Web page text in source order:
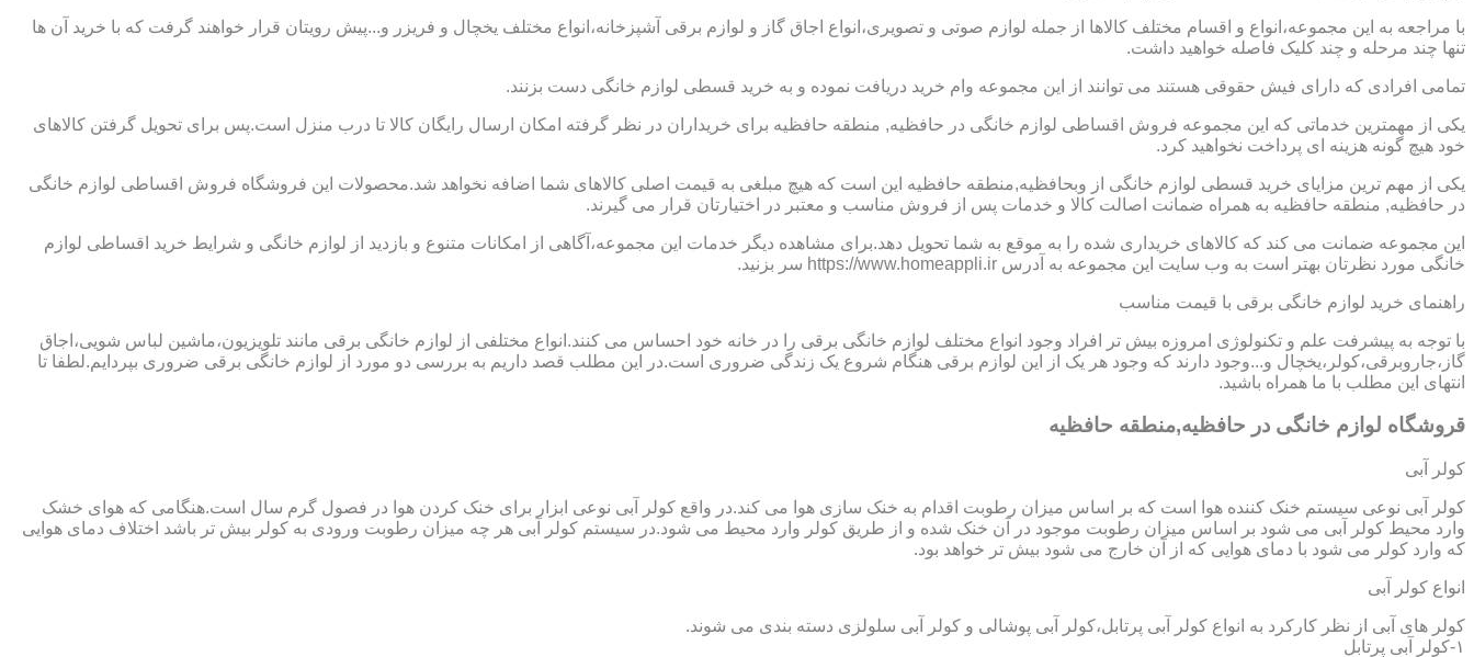
با مراجعه به این مجموعه،انواع و اقسام مختلف کالاها از جمله لوازم صوتی و تصویری،انواع اجاق گاز و لوازم برقی آشپزخانه،انواع مختلف یخچال و فریزر و...پیش رویتان قرار خواهند گرفت که با خرید آن ها
تنها چند مرحله و چند کلیک فاصله خواهید داشت.
تمامی افرادی که دارای فیش حقوقی هستند می توانند از این مجموعه وام خرید دریافت نموده و به خرید قسطی لوازم خانگی دست بزنند.
یکی از مهمترین خدماتی که این مجموعه فروش اقساطی لوازم خانگی در حافظیه, منطقه حافظیه برای خریداران در نظر گرفته امکان ارسال رایگان کالا تا درب منزل است.پس برای تحویل گرفتن کالاهای
خود هیچ گونه هزینه ای پرداخت نخواهید کرد.
یکی از مهم ترین مزایای خرید قسطی لوازم خانگی از وبحافظیه,منطقه حافظیه این است که هیچ مبلغی به قیمت اصلی کالاهای شما اضافه نخواهد شد.محصولات این فروشگاه فروش اقساطی لوازم خانگی
در حافظیه, منطقه حافظیه به همراه ضمانت اصالت کالا و خدمات پس از فروش مناسب و معتبر در اختیارتان قرار می گیرند.
این مجموعه ضمانت می کند که کالاهای خریداری شده را به موقع به شما تحویل دهد.برای مشاهده دیگر خدمات این مجموعه،آگاهی از امکانات متنوع و بازدید از لوازم خانگی و شرایط خرید اقساطی لوازم
خانگی مورد نظرتان بهتر است به وب سایت این مجموعه به آدرس https://www.homeappli.ir سر بزنید.
راهنمای خرید لوازم خانگی برقی با قیمت مناسب
با توجه به پیشرفت علم و تکنولوژی امروزه بیش تر افراد وجود انواع مختلف لوازم خانگی برقی را در خانه خود احساس می کنند.انواع مختلفی از لوازم خانگی برقی مانند تلویزیون،ماشین لباس شویی،اجاق
گاز،جاروبرقی،کولر،یخچال و...وجود دارند که وجود هر یک از این لوازم برقی هنگام شروع یک زندگی ضروری است.در این مطلب قصد داریم به بررسی دو مورد از لوازم خانگی برقی ضروری بپردایم.لطفا تا
انتهای این مطلب با ما همراه باشید.
قروشگاه لوازم خانگی در حافظیه,منطقه حافظیه
کولر آبی
کولر آبی نوعی سیستم خنک کننده هوا است که بر اساس میزان رطوبت اقدام به خنک سازی هوا می کند.در واقع کولر آبی نوعی ابزار برای خنک کردن هوا در فصول گرم سال است.هنگامی که هوای خشک
وارد محیط کولر آبی می شود بر اساس میزان رطوبت موجود در آن خنک شده و از طریق کولر وارد محیط می شود.در سیستم کولر آبی هر چه میزان رطوبت ورودی به کولر بیش تر باشد اختلاف دمای هوایی
که وارد کولر می شود با دمای هوایی که از آن خارج می شود بیش تر خواهد بود.
انواع کولر آبی
کولر های آبی از نظر کارکرد به انواع کولر آبی پرتابل،کولر آبی پوشالی و کولر آبی سلولزی دسته بندی می شوند.
۱-کولر آبی پرتابل